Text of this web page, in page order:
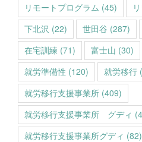
リモートプログラム (45)
下北沢 (22) 世田谷 (287)
在宅訓練 (71) 富士山 (30)
就労準備性 (120) 就労移行
就労移行支援事業所 (409)
就労移行支援事業所 グディ
就労移行支援事業所グディ (82)